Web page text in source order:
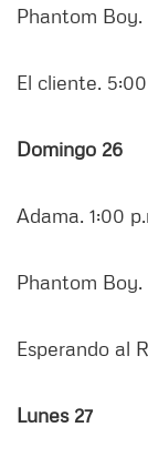
Phantom Boy.
El cliente.
Domingo 26
Adama. 1:00
Phantom Boy.
Esperando al
Lunes 27